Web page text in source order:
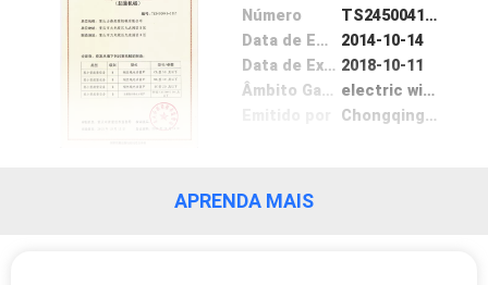
Número
TS2450041-2017
Data de Emissão
2014-10-14
Data de Expiração 2018-10-11
Âmbito Gama /
electric wire rope hoist
Chongqing Administration of Quality and Technology Supervision
APRENDA MAIS